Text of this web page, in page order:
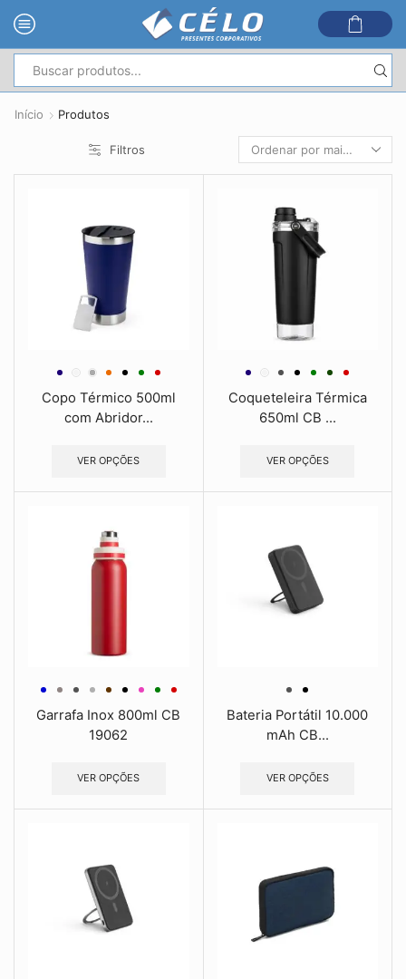
de
Início Produtos
Filtros
Copo Térmico 500ml
com Abridor...
VER OPÇÕES
Coqueteleira Térmica
650ml CB ...
VER OPÇÕES
Garrafa Inox 800ml CB
19062
VER OPÇÕES
Bateria Portátil 10.000
mAh CB...
VER OPÇÕES